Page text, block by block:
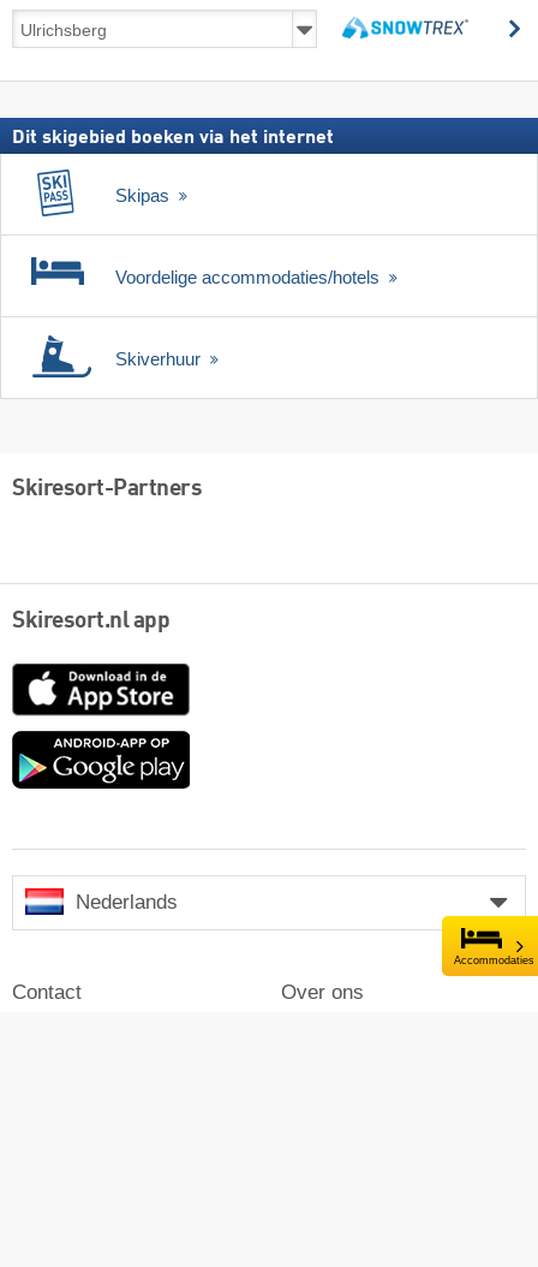
Accommodaties
Skireizen
incl.
Dit skigebied boeken via het internet
Skipas
Voordelige accommodaties/hotels
Skiverhuur
Skiresort-Partners
Skiresort.nl app
App
Google
Nederlands
Contact Over ons